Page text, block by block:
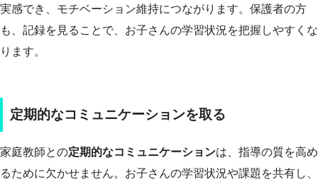
実感でき、モチベーション維持につながります。保護者の方
も、記録を見ることで、お子さんの学習状況を把握しやすくな
ります。
定期的なコミュニケーションを取る
家庭教師との定期的なコミュニケーションは、指導の質を高め
るために欠かせません。お子さんの学習状況や課題を共有し、